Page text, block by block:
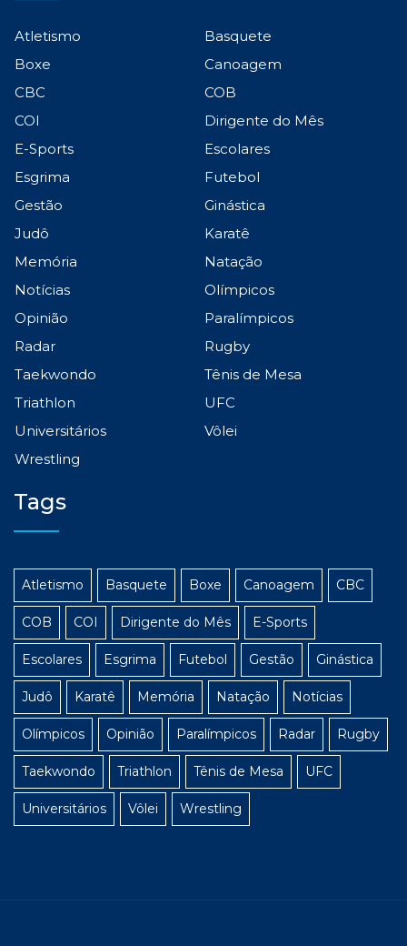
Atletismo
Basquete
Boxe
Canoagem
CBC
COB
COI
Dirigente do Mês
E-Sports
Escolares
Esgrima
Futebol
Gestão
Ginástica
Judô
Karatê
Memória
Natação
Notícias
Olímpicos
Opinião
Paralímpicos
Radar
Rugby
Taekwondo
Tênis de Mesa
Triathlon
UFC
Universitários
Vôlei
Wrestling
Tags
Atletismo Basquete Boxe Canoagem CBC
COB COI Dirigente do Mês E-Sports
Escolares Esgrima Futebol Gestão Ginástica
Judô Karatê Memória Natação Notícias
Olímpicos Opinião Paralímpicos Radar Rugby
Taekwondo Triathlon Tênis de Mesa UFC
Universitários Vôlei Wrestling